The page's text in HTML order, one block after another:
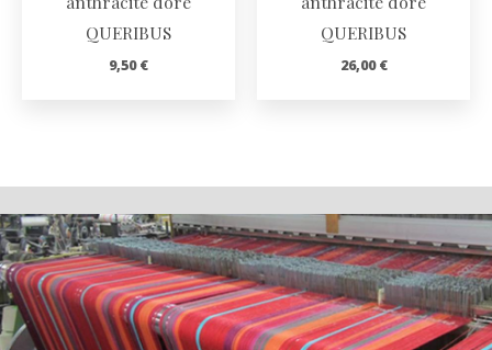
QUERIBUS
9,50€
QUERIBUS
26,00€